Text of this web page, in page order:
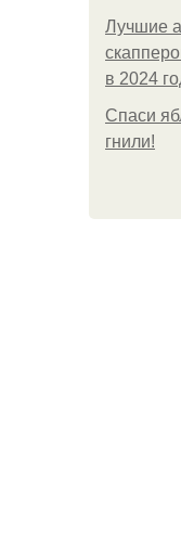
Лучшие
в 2024
Спаси
гнили!